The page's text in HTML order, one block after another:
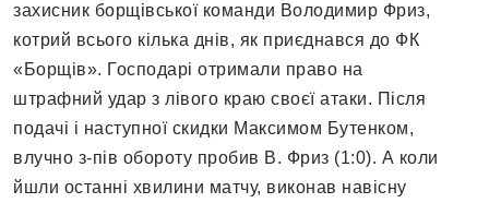
захисник борщівської команди Володимир Фриз,
котрий всього кілька днів, як приєднався до ФК
«Борщів». Господарі отримали право на
штрафний удар з лівого краю своєї атаки. Після
подачі і наступної скидки Максимом Бутенком,
влучно з-пів обороту пробив В. Фриз (1:0). А коли
йшли останні хвилини матчу, виконав навісну